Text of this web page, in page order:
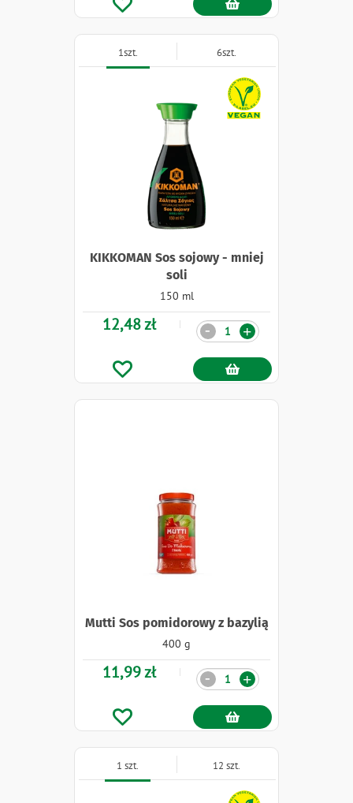
KIKKOMAN Sos sojowy - mniej
soli
150 ml
Naklejki
12,48 zł
1szt. 6szt.
Ilość +
-
Mutti Sos pomidorowy z bazylią
400 g
11,99 zł Ilość +
-
Naklejki
1 szt. 12 szt.